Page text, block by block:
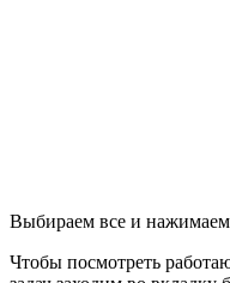
Выбираем все и
Чтобы посмотреть